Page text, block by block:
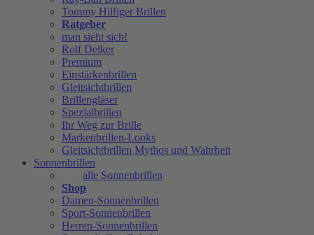
Tommy Hilfiger Brillen
Ratgeber
man sieht sich!
Rolf Delker
Premium
Einstärkenbrillen
Gleitsichtbrillen
Brillengläser
Spezialbrillen
Ihr Weg zur Brille
Markenbrillen-Looks
Gleitsichtbrillen Mythos und Wahrheit
Sonnenbrillen
alle Sonnenbrillen
Shop
Damen-Sonnenbrillen
Sport-Sonnenbrillen
Herren-Sonnenbrillen